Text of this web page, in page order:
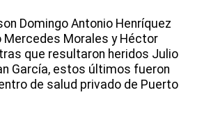
Domingo Antonio Henríquez
Mercedes Morales y Héctor
que resultaron heridos Julio
García, estos últimos fueron
de salud privado de Puerto